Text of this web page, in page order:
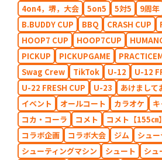
4on4，堺，大会 5on5 5対5 9周年
B.BUDDY CUP
BBQ CRASH CUP
HOOP7 CUP
HOOP7CUP
PICKUP
PICKUPGAME
Swag Crew
TikTok U-12 U-12
U-22 FRESH CUP
U-23
あけまして
イベント
オールコート カラオケ
コカ・コーラ
コメト コメト【155㎝】
コラボ企画
コラボ大会 ジム
シュ
シューティングマシン
シュート シュ